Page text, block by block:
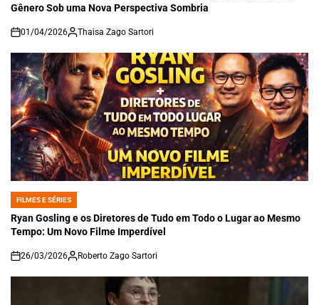
Gênero Sob uma Nova Perspectiva Sombria
on
01/04/2026 Thaisa Zago Sartori
POSTED
IN
FILMES E SÉRIES
Ryan Gosling e os Diretores de Tudo em Todo o Lugar ao Mesmo
Tempo: Um Novo Filme Imperdível
on
26/03/2026 Roberto Zago Sartori